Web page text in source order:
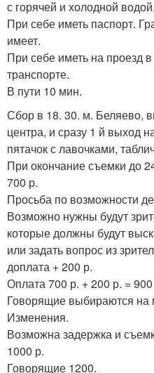
с горячей и холодной водой.
При себе иметь паспорт.
имеет.
При себе иметь на проезд
транспорте.
В пути 10 мин.
Сбор в 18. 30. м. Беляево,
центра, и сразу 1 й выход
пятачок с лавочками,
При окончание съемки до
700 р.
Просьба по возможности
Возможно нужны будут
которые должны будут
или задать вопрос из
доплата + 200 р.
Оплата 700 р. + 200 р. =
Говорящие выбираются на
Изменения.
Возможна задержка и
1000 р.
Говорящие 1200.